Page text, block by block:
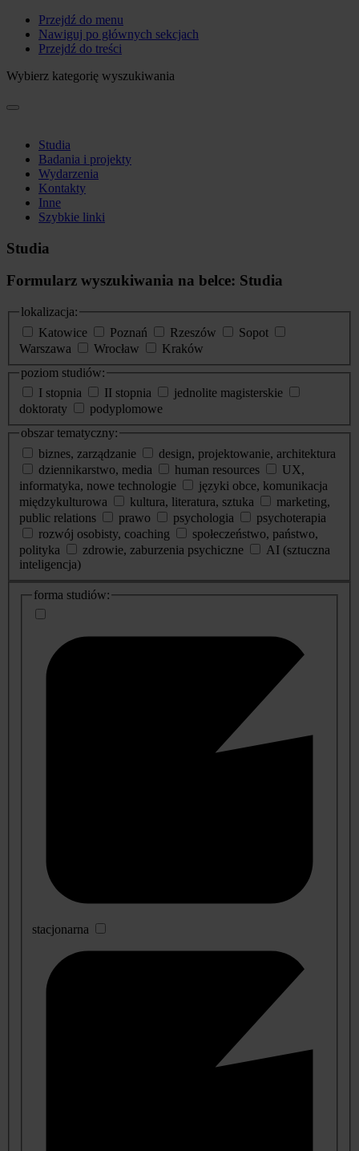
Przejdź do menu
Nawiguj po głównych sekcjach
Przejdź do treści
Wybierz kategorię wyszukiwania
Studia
Badania i projekty
Wydarzenia
Kontakty
Inne
Szybkie linki
Studia
Formularz wyszukiwania na belce: Studia
lokalizacja:
Katowice
Poznań Rzeszów
Sopot
Warszawa
Wrocław
Kraków
poziom studiów:
I stopnia
II stopnia
jednolite magisterskie
doktoraty
podyplomowe
obszar tematyczny:
biznes, zarządzanie
design, projektowanie, architektura
dziennikarstwo, media
human resources
UX,
informatyka, nowe technologie
języki obce, komunikacja
międzykulturowa
kultura, literatura, sztuka
marketing,
public relations
prawo psychologia
psychoterapia
rozwój osobisty, coaching
społeczeństwo, państwo,
polityka
zdrowie, zaburzenia psychiczne
AI (sztuczna
inteligencja)
dodatkowe
informacje
forma studiów:
stacjonarna